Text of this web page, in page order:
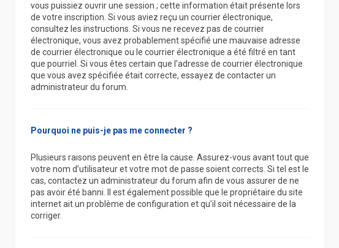
vous puissiez ouvrir une session ; cette information était présente lors
de votre inscription. Si vous aviez reçu un courrier électronique,
consultez les instructions. Si vous ne recevez pas de courrier
électronique, vous avez probablement spécifié une mauvaise adresse
de courrier électronique ou le courrier électronique a été filtré en tant
que pourriel. Si vous êtes certain que l’adresse de courrier électronique
que vous avez spécifiée était correcte, essayez de contacter un
administrateur du forum.
Pourquoi ne puis-je pas me connecter ?
Plusieurs raisons peuvent en être la cause. Assurez-vous avant tout que
votre nom d’utilisateur et votre mot de passe soient corrects. Si tel est le
cas, contactez un administrateur du forum afin de vous assurer de ne
pas avoir été banni. Il est également possible que le propriétaire du site
internet ait un problème de configuration et qu’il soit nécessaire de la
corriger.